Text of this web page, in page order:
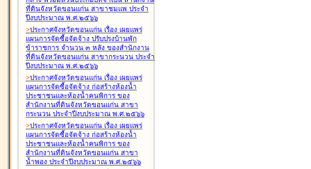
ที่ดินจังหวัดขอนแก่น สาขาชุมแพ ประจำ
ปีงบประมาณ พ.ศ.๒๕๖๖
>ประกาศจังหวัดขอนแก่น เรื่อง เผยแพร่
แผนการจัดซื้อจัดจ้าง ปรับปรุงบ้านพัก
ข้าราชการ จำนวน ๓ หลัง ของสำนักงาน
ที่ดินจังหวัดขอนแก่น สาขากระนวน ประจำ
ปีงบประมาณ พ.ศ.๒๕๖๖
>ประกาศจังหวัดขอนแก่น เรื่อง เผยแพร่
แผนการจัดซื้อจัดจ้าง ก่อสร้างห้องน้ำ
ประชาชนและห้องน้ำคนพิการ ของ
สำนักงานที่ดินจังหวัดขอนแก่น สาขา
กระนวน ประจำปีงบประมาณ พ.ศ.๒๕๖๖
>ประกาศจังหวัดขอนแก่น เรื่อง เผยแพร่
แผนการจัดซื้อจัดจ้าง ก่อสร้างห้องน้ำ
ประชาชนและห้องน้ำคนพิการ ของ
สำนักงานที่ดินจังหวัดขอนแก่น สาขา
น้ำพอง ประจำปีงบประมาณ พ.ศ.๒๕๖๖